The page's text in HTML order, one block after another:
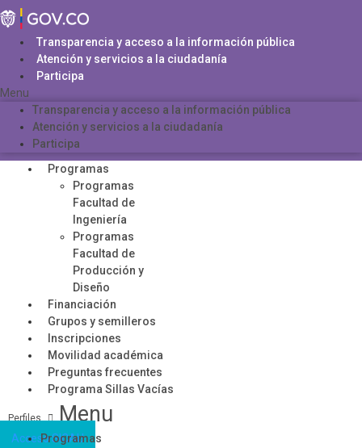
Saltar
al
contenidoTransparencia y acceso a la información pública
Atención y servicios a la ciudadanía
Participa
Menu
Transparencia y acceso a la información pública
Atención y servicios a la ciudadanía
Participa
Programas
Programas
Facultad de
Ingeniería
Programas
Facultad de
Producción y
Diseño
Financiación
Grupos y semilleros
Inscripciones
Movilidad académica
Preguntas frecuentes
Programa Sillas Vacías
Menu
Programas
Acceso SICAU